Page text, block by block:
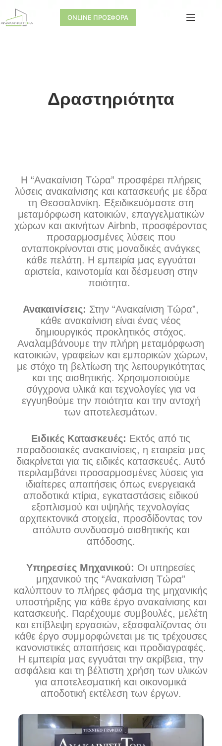
ONLINE ΠΡΟΣΦΟΡΑ
Δραστηριότητα
Η “Ανακαίνιση Τώρα” προσφέρει πλήρεις
λύσεις ανακαίνισης και κατασκευής με έδρα
τη Θεσσαλονίκη. Εξειδικευόμαστε στη
μεταμόρφωση κατοικιών, επαγγελματικών
χώρων και ακινήτων Airbnb, προσφέροντας
προσαρμοσμένες λύσεις που
ανταποκρίνονται στις μοναδικές ανάγκες
κάθε πελάτη. Η εμπειρία μας εγγυάται
αριστεία, καινοτομία και δέσμευση στην
ποιότητα.
Ανακαινίσεις: Στην “Ανακαίνιση Τώρα”,
κάθε ανακαίνιση είναι ένας νέος
δημιουργικός προκλητικός στόχος.
Αναλαμβάνουμε την πλήρη μεταμόρφωση
κατοικιών, γραφείων και εμπορικών χώρων,
με στόχο τη βελτίωση της λειτουργικότητας
και της αισθητικής. Χρησιμοποιούμε
σύγχρονα υλικά και τεχνολογίες για να
εγγυηθούμε την ποιότητα και την αντοχή
των αποτελεσμάτων.
Ειδικές Κατασκευές: Εκτός από τις
παραδοσιακές ανακαινίσεις, η εταιρεία μας
διακρίνεται για τις ειδικές κατασκευές. Αυτό
περιλαμβάνει προσαρμοσμένες λύσεις για
ιδιαίτερες απαιτήσεις όπως ενεργειακά
αποδοτικά κτίρια, εγκαταστάσεις ειδικού
εξοπλισμού και υψηλής τεχνολογίας
αρχιτεκτονικά στοιχεία, προσδίδοντας τον
απόλυτο συνδυασμό αισθητικής και
απόδοσης.
Υπηρεσίες Μηχανικού: Οι υπηρεσίες
μηχανικού της “Ανακαίνιση Τώρα”
καλύπτουν το πλήρες φάσμα της μηχανικής
υποστήριξης για κάθε έργο ανακαίνισης και
κατασκευής. Παρέχουμε συμβουλές, μελέτη
και επίβλεψη εργασιών, εξασφαλίζοντας ότι
κάθε έργο συμμορφώνεται με τις τρέχουσες
κανονιστικές απαιτήσεις και προδιαγραφές.
Η εμπειρία μας εγγυάται την ακρίβεια, την
ασφάλεια και τη βέλτιστη χρήση των υλικών
για αποτελεσματική και οικονομικά
αποδοτική εκτέλεση των έργων.